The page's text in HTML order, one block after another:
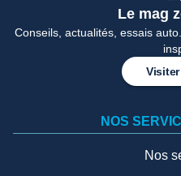
Le mag
Conseils, actualités, essais
NOS
Nos